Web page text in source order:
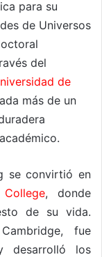
para su
de Universos
del
de
más de un
se convirtió en
, donde
de su vida.
fue
desarrolló los